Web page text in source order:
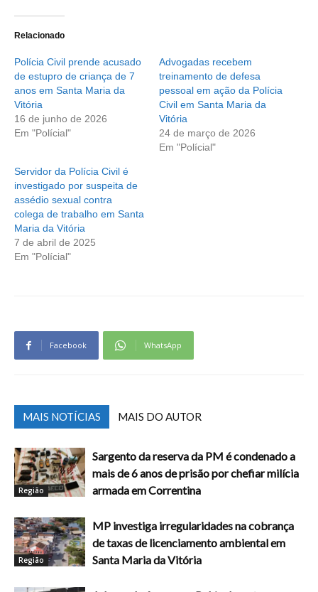
Relacionado
Polícia Civil prende acusado
de estupro de criança de 7
anos em Santa Maria da
Vitória
16 de junho de 2026
Em "Polícial"
Advogadas recebem
treinamento de defesa
pessoal em ação da Polícia
Civil em Santa Maria da
Vitória
24 de março de 2026
Em "Polícial"
Servidor da Polícia Civil é
investigado por suspeita de
assédio sexual contra
colega de trabalho em Santa
Maria da Vitória
7 de abril de 2025
Em "Polícial"
Facebook WhatsApp
MAIS NOTÍCIAS MAIS DO AUTOR
Região
Sargento da reserva da PM é condenado a
mais de 6 anos de prisão por chefiar milícia
armada em Correntina
Região
MP investiga irregularidades na cobrança
de taxas de licenciamento ambiental em
Santa Maria da Vitória